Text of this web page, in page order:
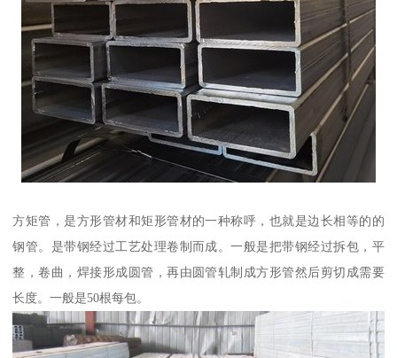
方矩管，是方形管材和矩形管材的一种称呼，也就是边长相等的的
钢管。是带钢经过工艺处理卷制而成。一般是把带钢经过拆包，平
整，卷曲，焊接形成圆管，再由圆管轧制成方形管然后剪切成需要
长度。一般是50根每包。